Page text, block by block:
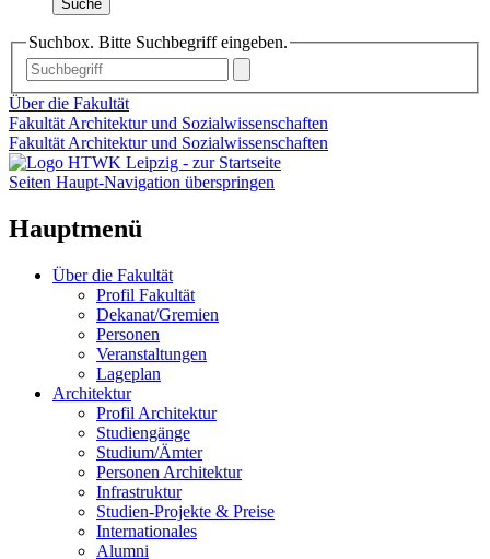
Suche
Suchbox. Bitte Suchbegriff eingeben.
Über die Fakultät
Fakultät Architektur und Sozialwissenschaften
Fakultät Architektur und Sozialwissenschaften
Seiten Haupt-Navigation überspringen
Hauptmenü
Über die Fakultät
Profil Fakultät
Dekanat/Gremien
Personen
Veranstaltungen
Lageplan
Architektur
Profil Architektur
Studiengänge
Studium/Ämter
Personen Architektur
Infrastruktur
Studien-Projekte & Preise
Internationales
Alumni